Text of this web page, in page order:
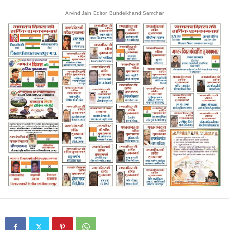
Arvind Jain Editor, Bundelkhand Samchar